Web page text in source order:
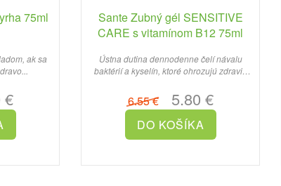
75ml
ak sa
Sante Zubný gél SENSITIVE
CARE s vitamínom B12 75ml
Ústna dutina dennodenne čelí návalu
baktérií a kyselín, ktoré ohrozujú zdravie
6.55 €5.80 €